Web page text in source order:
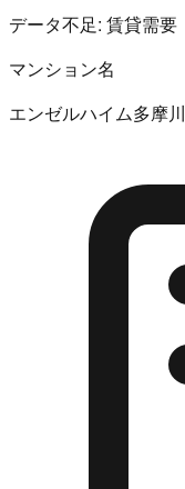
データ不足: 賃貸需要
マンション名
エンゼルハイム多摩川